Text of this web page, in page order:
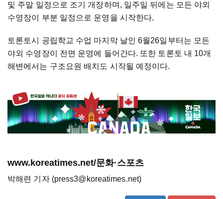
및 주말 일정으로 조기 개장하며, 일주일 뒤에는 모든 야외
수영장이 부분 일정으로 운영을 시작한다.
토론토시 공립학교 수업 마지막 날인 6월26일부터는 모든
야외 수영장이 전면 운영에 들어간다. 또한 토론토 내 10개
해변에서는 구조요원 배치도 시작될 예정이다.
www.koreatimes.net/문화·스포츠
박해련 기자 (press3@koreatimes.net)